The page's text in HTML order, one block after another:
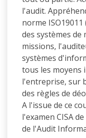
l'audit.
norme
des systèmes de
missions,
systèmes
tous les moyens
l'entreprise, sur
des règles de
A l'issue de ce
l'examen CISA
de l'Audit